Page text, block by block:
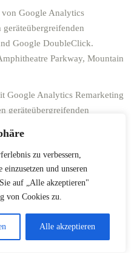
zu verbessern,
und unseren
auf „Alle akzeptieren"
von Cookies zu.
Alle akzeptieren
Google Analytics
Google DoubleClick.
Parkway, Mountain
Google Analytics Remarketing
geräteübergreifenden
interessenbezogene,
in Abhängigkeit Ihres
auf einem Endgerät (z.B.
auf einem anderen Ihrer
werden.
erteilt, verknüpft
und App-Browserverlauf mit